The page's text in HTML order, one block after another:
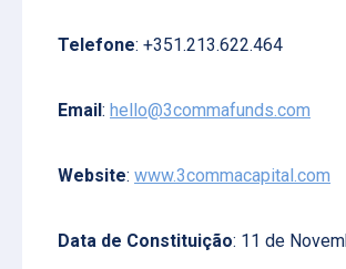
Telefone: +351.213.622.464
Email: hello@3commafunds.com
Website: www.3commacapital.com
Data de Constituição: 11 de